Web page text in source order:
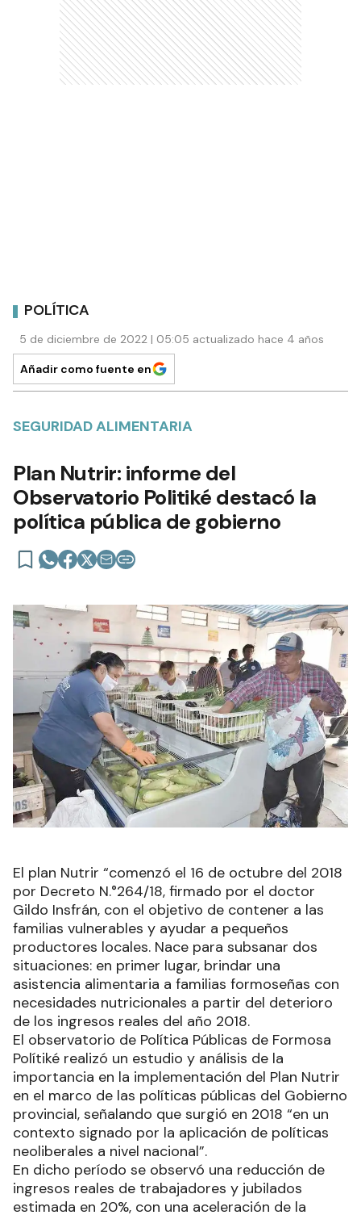
POLÍTICA
5 de diciembre de 2022 | 05:05 actualizado hace 4 años
Añadir como fuente en
SEGURIDAD ALIMENTARIA
Plan Nutrir: informe del
Observatorio Politiké destacó la
política pública de gobierno
El plan Nutrir “comenzó el 16 de octubre del 2018
por Decreto N.°264/18, firmado por el doctor
Gildo Insfrán, con el objetivo de contener a las
familias vulnerables y ayudar a pequeños
productores locales. Nace para subsanar dos
situaciones: en primer lugar, brindar una
asistencia alimentaria a familias formoseñas con
necesidades nutricionales a partir del deterioro
de los ingresos reales del año 2018.
El observatorio de Política Públicas de Formosa
Polítiké realizó un estudio y análisis de la
importancia en la implementación del Plan Nutrir
en el marco de las políticas públicas del Gobierno
provincial, señalando que surgió en 2018 “en un
contexto signado por la aplicación de políticas
neoliberales a nivel nacional”.
En dicho período se observó una reducción de
ingresos reales de trabajadores y jubilados
estimada en 20%, con una aceleración de la